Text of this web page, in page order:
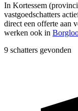
In Kortessem
vastgoedschatters
direct een offerte aan
werken ook in
9 schatters gevonden